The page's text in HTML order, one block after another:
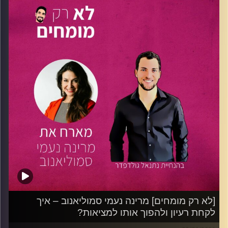
במשפטים וכלכלה ותואר שני במנהל עסקים, יזמות
ואסטרטגיה. ענבל הקימה את תוכנית ההאצה 8200 ,EISP
שהייתה האקסלרטור הראשון בישראל.
כיום היא המנכ"לית של Synthesis החברה שאותה ייסדה,
המשתמשת בטכנולוגיה מתקדמת לתהליכי הערכה ומיון של
מנהלים בכירים. משמשת כחברת מועצת מנהלים במגוון
וכתבה את הספר שיצא לאור בשנת 2019 הנקרא "חוצפה"
ותורגם לשפות רבות.
בפרק נדבר על איך שלבי ההתבגרות בישראל תורמים להפיכתה
לאומת הסטראפ,
על האתגרים והתובנות העולים מן הספר הנפלא שכתבה
אריאלי, על החשיבות של להתעמק ב-"מה אנו רוצים לפתור"
וב"למה" לפני הריצה לפיתרון עצמו.
ענבל משתפת אותנו בעקרונות עליהם מבוסס ספרה, ועל
ההשפעות הרבות שעיצבו את הדרך שעברה.
וחשוב מהכל, ענבל תשתף את המאזינות והמאזינים בכישורים
עליהם מסתכלים בהערכות של מנהלים בכירים, ומה אפשר
[לא רק מומחים] מרינה נעמי סמוליאנוב – איך
לקחת רעיון ולהפוך אותו למציאות?